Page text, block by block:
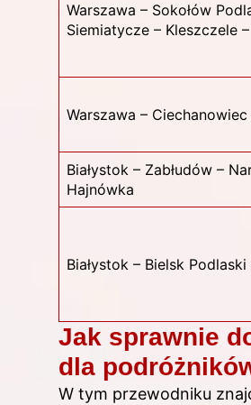
Warszawa – Sokołów
Siemiatycze – Kleszczele
Warszawa – Ciechanowiec
Białystok – Zabłudów –
Hajnówka
Białystok – Bielsk Podlaski
Jak sprawnie
dla
W tym przewodniku